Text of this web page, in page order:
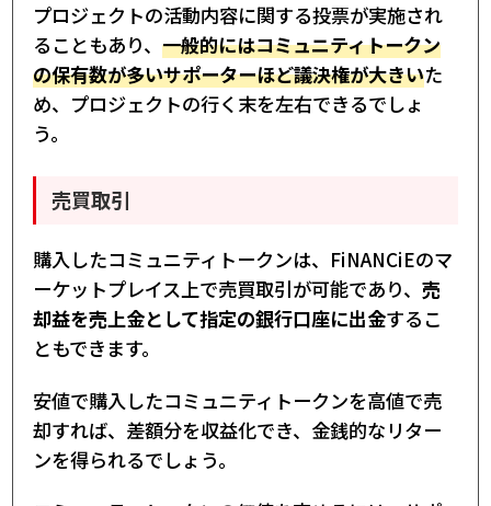
プロジェクトの活動内容に関する投票が実施され
ることもあり、 一般的にはコミュニティトークン
の保有数が多いサポーターほど議決権が大きいた
め、プロジェクトの行く末を左右できるでしょ
う。
売買取引
購入したコミュニティトークンは、FiNANCiEのマ
ーケットプレイス上で売買取引が可能であり、 売
却益を売上金として指定の銀行口座に出金するこ
ともできます。
安値で購入したコミュニティトークンを高値で売
却すれば、差額分を収益化でき、金銭的なリター
ンを得られるでしょう。